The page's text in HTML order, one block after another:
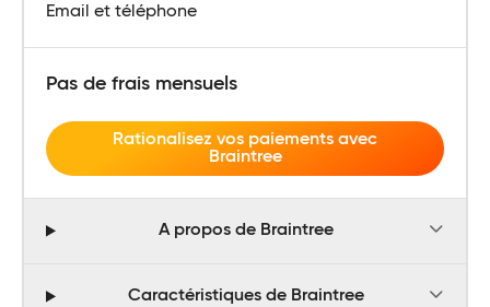
Email et téléphone
Pas de frais mensuels
Rationalisez vos paiements avec
Braintree
A propos de Braintree
Caractéristiques de Braintree